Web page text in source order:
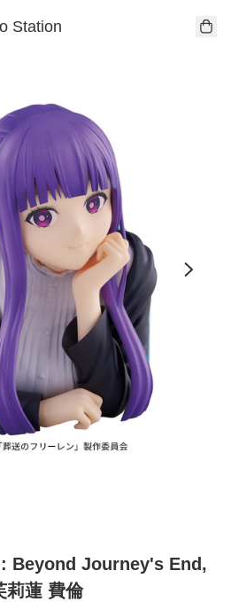
Station
Beyond Journey's End,
莉蓮 費倫